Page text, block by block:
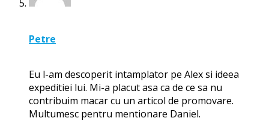
Petre
Eu l-am descoperit intamplator pe Alex si ideea
expeditiei lui. Mi-a placut asa ca de ce sa nu
contribuim macar cu un articol de promovare.
Multumesc pentru mentionare Daniel.